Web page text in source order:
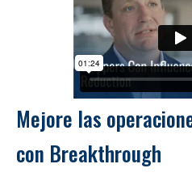
Mejore las
con Breakthrough